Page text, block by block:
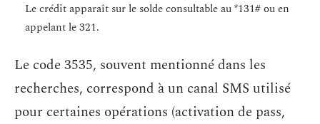
Le crédit apparaît sur le solde consultable au *131# ou en
appelant le 321.
Le code 3535, souvent mentionné dans les
recherches, correspond à un canal SMS utilisé
pour certaines opérations (activation de pass,